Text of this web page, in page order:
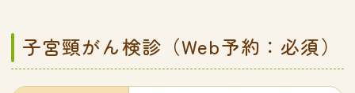
子宮頸がん検診（Web予約：必須）